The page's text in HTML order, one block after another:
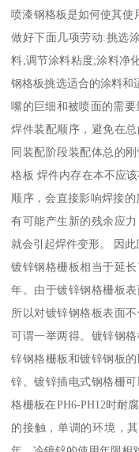
喷漆钢格板是如何使其使
做好下面几项劳动:挑选
料;调节涂料粘度;涂料净
钢格板挑选适合的涂料和
嘴的巨细和被喷面的需
焊件装配顺序，避免在
同装配阶段装配体总的
格板 焊件内存在本不应
顺序，会直接影响焊接
有可能产生新的残余应
就会引起焊件变形。 因此
镀锌钢格栅板相当于延
年。由于镀锌钢格栅板
所以对镀锌钢格板表面
可谓一举两得。镀锌钢
锌钢格栅板和镀锌钢板
锌。镀锌插电式钢格栅
格栅板在PH6-PH12时耐
的接触，单调的环境，